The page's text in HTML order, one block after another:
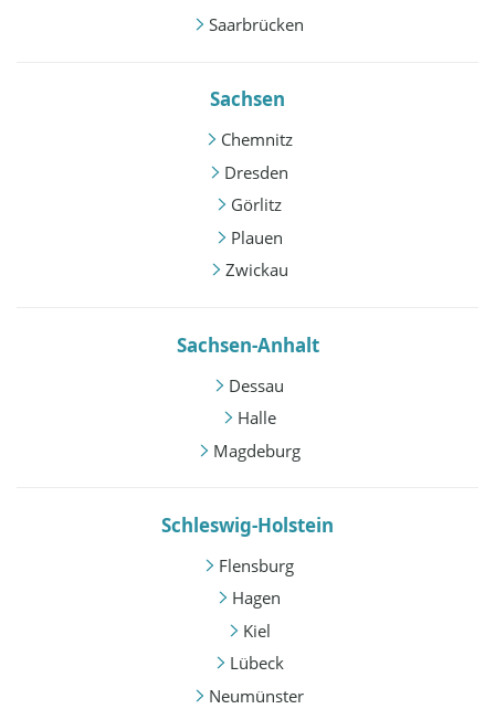
Saarbrücken
Sachsen
Chemnitz
Dresden
Görlitz
Plauen
Zwickau
Sachsen-Anhalt
Dessau
Halle
Magdeburg
Schleswig-Holstein
Flensburg
Hagen
Kiel
Lübeck
Neumünster